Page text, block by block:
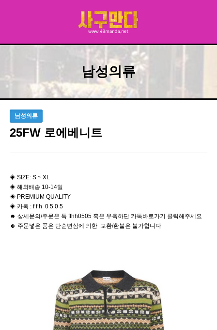
남성의류
남성의류
25FW 로에베니트
◈ SIZE: S ~ XL
◈ 해외배송 10-14일
◈ PREMIUM QUALITY
◈ 카톡 : f f h 0 5 0 5
☻ 상세문의/주문은 톡 ffhh0505 혹은 우측하단 카톡바로가기 클릭해주세요
☻ 주문넣은 품은 단순변심에 의한 교환/환불은 불가합니다